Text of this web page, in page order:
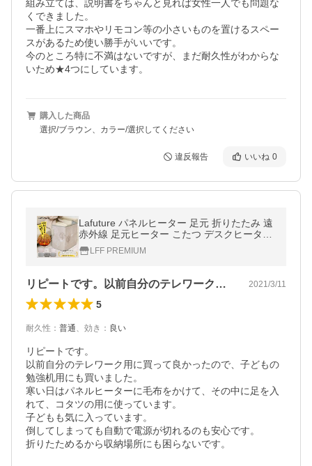
組み立ては、説明書をちゃんと見れば女性一人でも問題な
くできました。
一番上にスマホやリモコン等の小さいものを置けるスペー
スがあるため使い勝手がいいです。
今のところ特に不満はないですが、まだ耐久性がわからな
いため★4つにしています。
購入した商品
選択/ブラウン、カラー/選択してください
違反報告 いいね 0
Lafuture パネルヒーター 足元 折りたたみ 遠
赤外線 足元ヒーター こたつ デスクヒーター
タイマー フットヒーター 暖房 省エネ 節電
LFF PREMIUM
リピートです。以前自分のテレワーク用に… 2021/3/11
5
耐久性 ： 普通、 効き ： 良い
リピートです。
以前自分のテレワーク用に買って良かったので、子どもの
勉強机用にも買いました。
寒い日はパネルヒーターに毛布をかけて、その中に足を入
れて、コタツの用に使っています。
子どもも気に入っています。
倒してしまっても自動で電源が切れるのも安心です。
折りたためるから収納場所にも困らないです。